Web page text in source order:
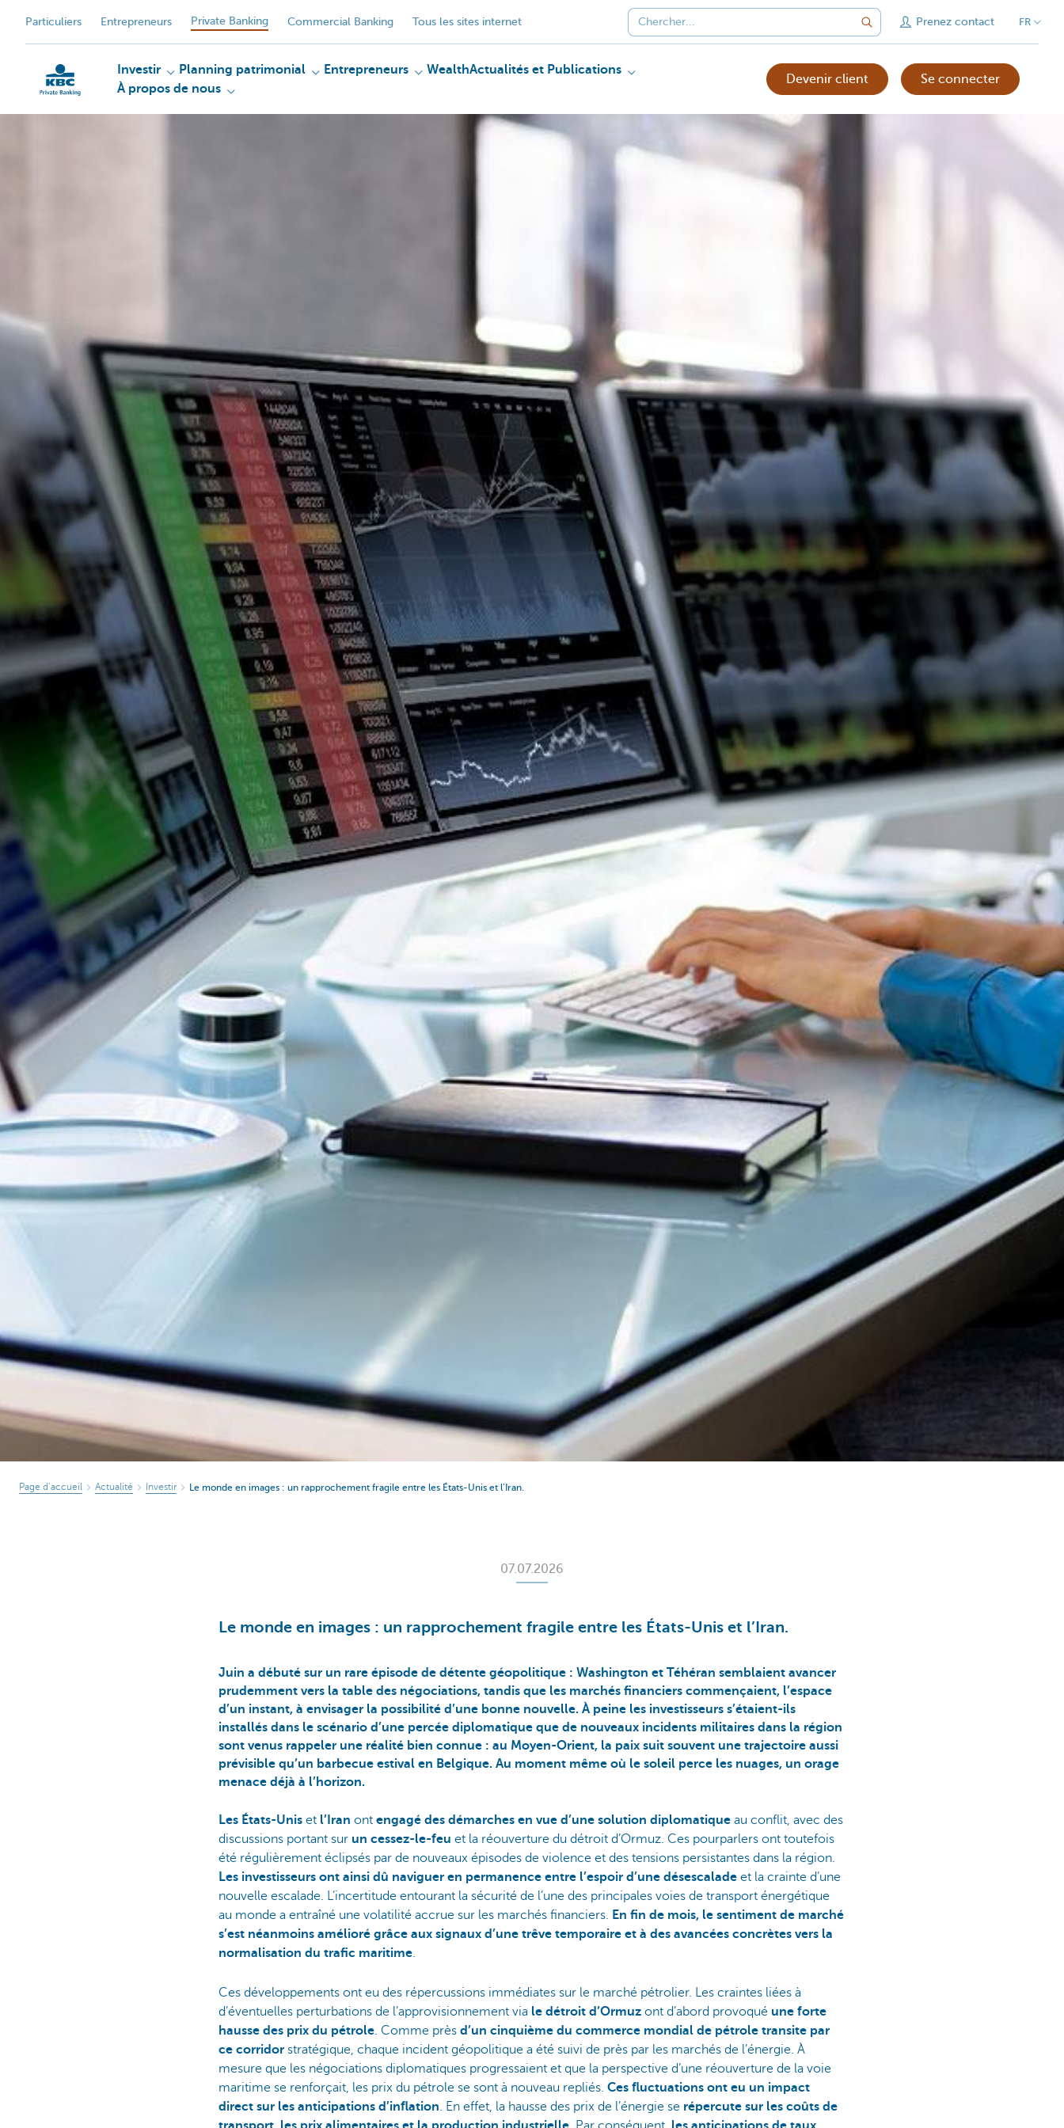
Particuliers Entrepreneurs Private Banking Commercial Banking Tous les sites internet Prenez contact FR
Investir Planning patrimonial Entrepreneurs WealthActualités et Publications
À propos de nous
Devenir client Se connecter
Page d’accueil Actualité Investir Le monde en images : un rapprochement fragile entre les États-Unis et l’Iran.
07.07.2026
Le monde en images : un rapprochement fragile entre les États-Unis et l’Iran.
Juin a débuté sur un rare épisode de détente géopolitique : Washington et Téhéran semblaient avancer
prudemment vers la table des négociations, tandis que les marchés financiers commençaient, l’espace
d’un instant, à envisager la possibilité d’une bonne nouvelle. À peine les investisseurs s’étaient-ils
installés dans le scénario d’une percée diplomatique que de nouveaux incidents militaires dans la région
sont venus rappeler une réalité bien connue : au Moyen-Orient, la paix suit souvent une trajectoire aussi
prévisible qu’un barbecue estival en Belgique. Au moment même où le soleil perce les nuages, un orage
menace déjà à l’horizon.
Les États-Unis et l’Iran ont engagé des démarches en vue d’une solution diplomatique au conflit, avec des
discussions portant sur un cessez-le-feu et la réouverture du détroit d’Ormuz. Ces pourparlers ont toutefois
été régulièrement éclipsés par de nouveaux épisodes de violence et des tensions persistantes dans la région.
Les investisseurs ont ainsi dû naviguer en permanence entre l’espoir d’une désescalade et la crainte d’une
nouvelle escalade. L’incertitude entourant la sécurité de l’une des principales voies de transport énergétique
au monde a entraîné une volatilité accrue sur les marchés financiers.
En fin de mois, le sentiment de marché
s’est néanmoins amélioré grâce aux signaux d’une trêve temporaire et à des avancées concrètes vers la
normalisation du trafic maritime
Ces développements ont eu des répercussions immédiates sur le marché pétrolier. Les craintes liées à
d’éventuelles perturbations de l’approvisionnement via le détroit d’Ormuz ont d’abord provoqué une forte
hausse des prix du pétrole. Comme près d’un cinquième du commerce mondial de pétrole transite par
ce corridor stratégique, chaque incident géopolitique a été suivi de près par les marchés de l’énergie. À
mesure que les négociations diplomatiques progressaient et que la perspective d’une réouverture de la voie
maritime se renforçait, les prix du pétrole se sont à nouveau repliés. Ces fluctuations ont eu un impact
direct sur les anticipations d’inflation. En effet, la hausse des prix de l’énergie se répercute sur les coûts de